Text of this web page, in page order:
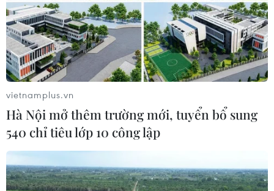
vietnamplus.vn
Hà Nội mở thêm trường mới, tuyển bổ sung
540 chỉ tiêu lớp 10 công lập